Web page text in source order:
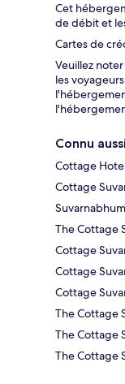
Cet
de débit et
Cartes de
Veuillez
les
Connu
Cottage
Cottage
The Cottage
Cottage
Cottage
Cottage
The Cottage
The Cottage
The Cottage